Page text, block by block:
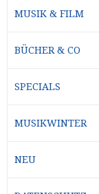
MUSIK & FILM
BÜCHER & CO
SPECIALS
MUSIKWINTER
NEU